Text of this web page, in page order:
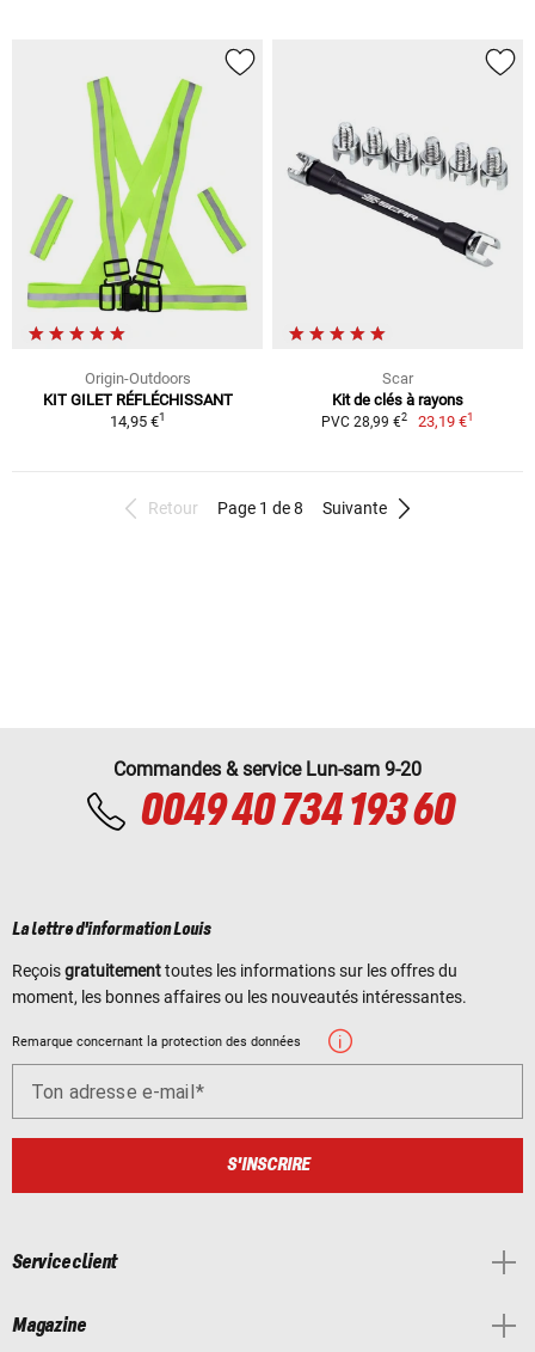
Origin-Outdoors
KIT GILET RÉFLÉCHISSANT
14,95 €1
Scar
Kit de clés à rayons
PVC 28,99 €2 23,19 €1
Retour Page 1 de 8 Suivante
Commandes & service Lun-sam 9-20
0049 40 734 193 60
La lettre d'information Louis
Reçoisgratuitementtoutes les informations sur les offres du
moment, les bonnes affaires ou les nouveautés intéressantes.
Remarque concernant la protection des données
Ton adresse e-mail
S'INSCRIRE
Service client
Magazine